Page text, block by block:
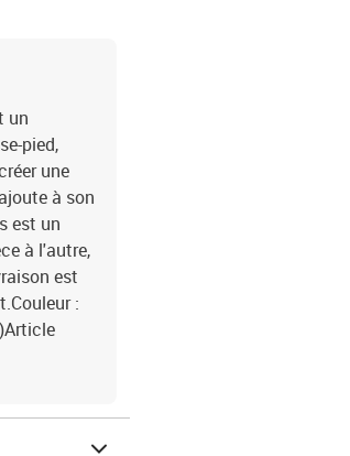
un
pied,
une
à son
est un
à l'autre,
est
: